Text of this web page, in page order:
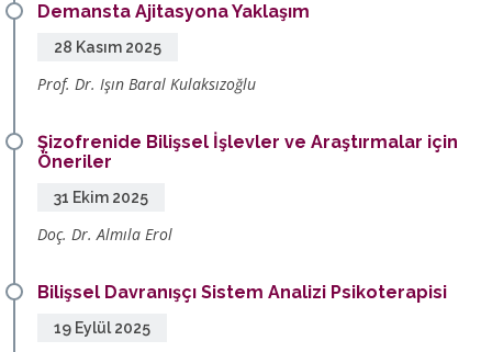
Demansta Ajitasyona Yaklaşım
28 Kasım 2025
Prof. Dr. Işın Baral Kulaksızoğlu
Şizofrenide Bilişsel İşlevler ve Araştırmalar için
Öneriler
31 Ekim 2025
Doç. Dr. Almıla Erol
Bilişsel Davranışçı Sistem Analizi Psikoterapisi
19 Eylül 2025